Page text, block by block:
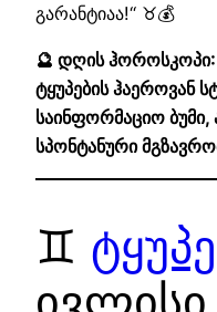
გარანტიაა!“ ♉💰
🔮 დღის
ტყუპების ჰაეროვან
საინფორმაციო
სპონტანური
♊